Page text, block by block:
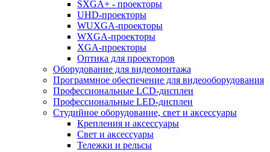
SXGA+ - проекторы
UHD-проекторы
WUXGA-проекторы
WXGA-проекторы
XGA-проекторы
Оптика для проекторов
Оборудование для видеомонтажа
Программное обеспечение для видеооборудования
Профессиональные LCD-дисплеи
Профессиональные LED-дисплеи
Студийное оборудование, свет и аксессуары
Крепления и аксессуары
Свет и аксессуары
Тележки и рельсы